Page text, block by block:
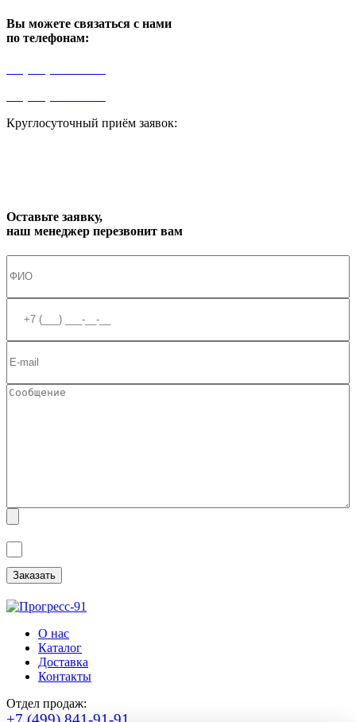
Вы можете связаться с нами
по телефонам:
Круглосуточный приём заявок:
Оставьте заявку,
наш менеджер перезвонит вам
О нас
Каталог
Доставка
Контакты
Отдел продаж: